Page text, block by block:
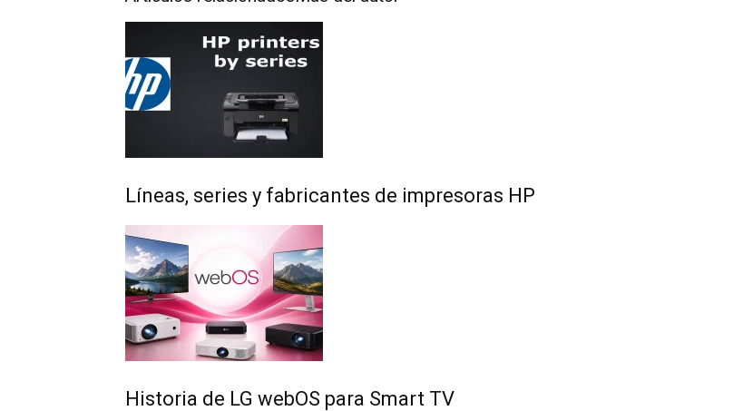
Líneas, series y fabricantes de impresoras HP
Historia de LG webOS para Smart TV